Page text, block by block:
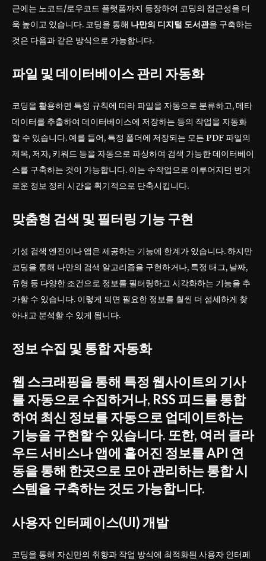
근에는 노코드/로우코드 플랫폼까지 등장하여 코딩의 접근성을 더
욱 높이고 있습니다. 코딩을 통해 나만의 디지털 도서관을 구축하는
것은 다음과 같은 방식으로 가능합니다.
파일 및 데이터베이스 관리 자동화
코딩을 활용하면 특정 규칙에 따라 파일을 자동으로 분류하고, 메타
데이터를 추출하여 데이터베이스에 저장하는 등의 작업을 자동화
할 수 있습니다. 예를 들어, 특정 폴더에 저장되는 모든 PDF 파일의
제목, 저자, 키워드 등을 자동으로 파싱하여 검색 가능한 데이터베이
스를 구축하는 것이 가능합니다. 이는 수작업으로 이루어지던 번거
로운 정보 정리 시간을 획기적으로 단축시킵니다.
맞춤형 검색 및 필터링 기능 구현
기성 검색 엔진이나 앱은 제공하는 기능에 한계가 있습니다. 하지만
코딩을 통해 나만의 검색 알고리즘을 구현하거나, 특정 태그, 날짜,
유형 등 다양한 조건으로 정보를 필터링하고 시각화하는 기능을 추
가할 수 있습니다. 이렇게 되면 필요한 정보를 훨씬 더 섬세하게 찾
아내고 분석할 수 있게 됩니다.
정보 수집 및 통합 자동화
웹 스크래핑을 통해 특정 웹사이트의 기사
를 자동으로 수집하거나, RSS 피드를 통합
하여 최신 정보를 자동으로 업데이트하는
기능을 구현할 수 있습니다. 또한, 여러 클라
우드 서비스나 앱에 흩어진 정보를 API 연
동을 통해 한곳으로 모아 관리하는 통합 시
스템을 구축하는 것도 가능합니다.
사용자 인터페이스(UI) 개발
코딩을 통해 자신만의 취향과 작업 방식에 최적화된 사용자 인터페